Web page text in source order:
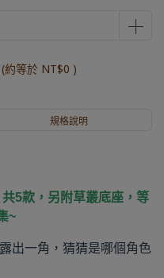
約等於 NT$0 )
規格說明
5款，另附草叢底座，等
~
出一角，猜猜是哪個角色